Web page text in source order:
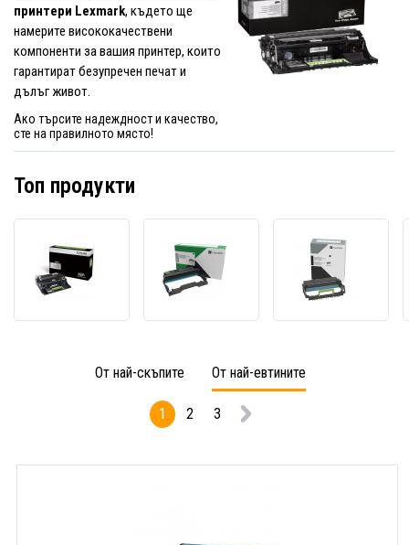
принтери Lexmark, където ще
намерите висококачествени
компоненти за вашия принтер, които
гарантират безупречен печат и
дълъг живот.
Ако търсите надеждност и качество,
сте на правилното място!
Топ продукти
(black)
модул
оригинален
От най-скъпите От най-евтините
1 2 3